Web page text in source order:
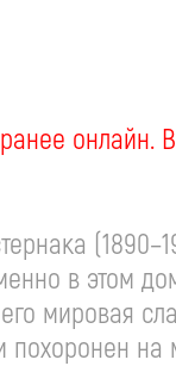
онлайн.
в этом
мировая
похоронен